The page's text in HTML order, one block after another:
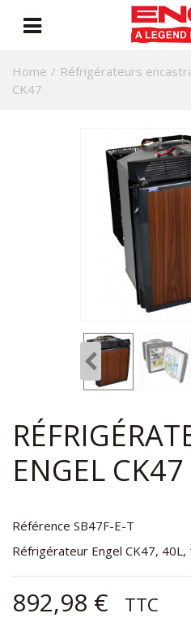
Home / Réfrigérateurs
CK47
ENGEL CK47
Référence SB47F-E-T
Réfrigérateur Engel CK47,
892,98 € TTC